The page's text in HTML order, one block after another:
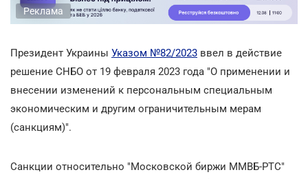
Реклама
Президент Украины Указом №82/2023 ввел в действие
решение СНБО от 19 февраля 2023 года "О применении и
внесении изменений к персональным специальным
экономическим и другим ограничительным мерам
(санкциям)".
Санкции относительно "Московской биржи ММВБ-РТС"